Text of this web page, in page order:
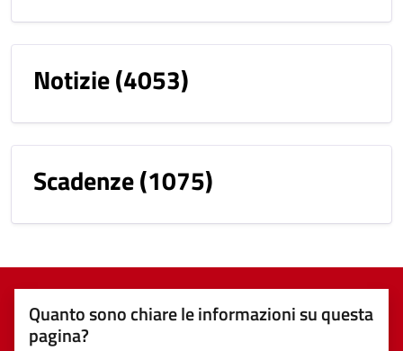
Notizie(4053)
Scadenze(1075)
Quanto sono chiare le informazioni su questa
pagina?